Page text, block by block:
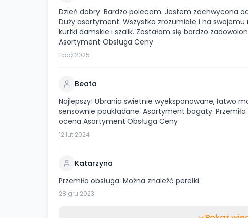
Dzień dobry. Bardzo polecam. Jestem zachwycona
Duży asortyment. Wszystko zrozumiałe i na
kurtki damskie i szalik. Zostałam się bardzo
Asortyment Obsługa Ceny
1 paź 2025
Beata
Najlepszy! Ubrania świetnie wyeksponowane, łatwo
sensownie poukładane. Asortyment bogaty.
ocena Asortyment Obsługa Ceny
12 lut 2024
Katarzyna
Przemiła obsługa. Można znaleźć perełki.
28 gru 2023